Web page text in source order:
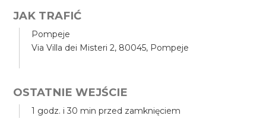
JAK TRAFIĆ
Pompeje
Via Villa dei Misteri 2, 80045, Pompeje
OSTATNIE WEJŚCIE
1 godz. i 30 min przed zamknięciem